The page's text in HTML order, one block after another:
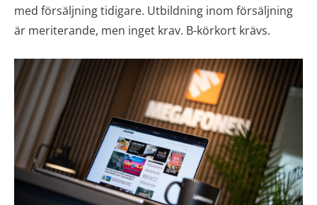
med försäljning tidigare. Utbildning inom försäljning
är meriterande, men inget krav. B-körkort krävs.